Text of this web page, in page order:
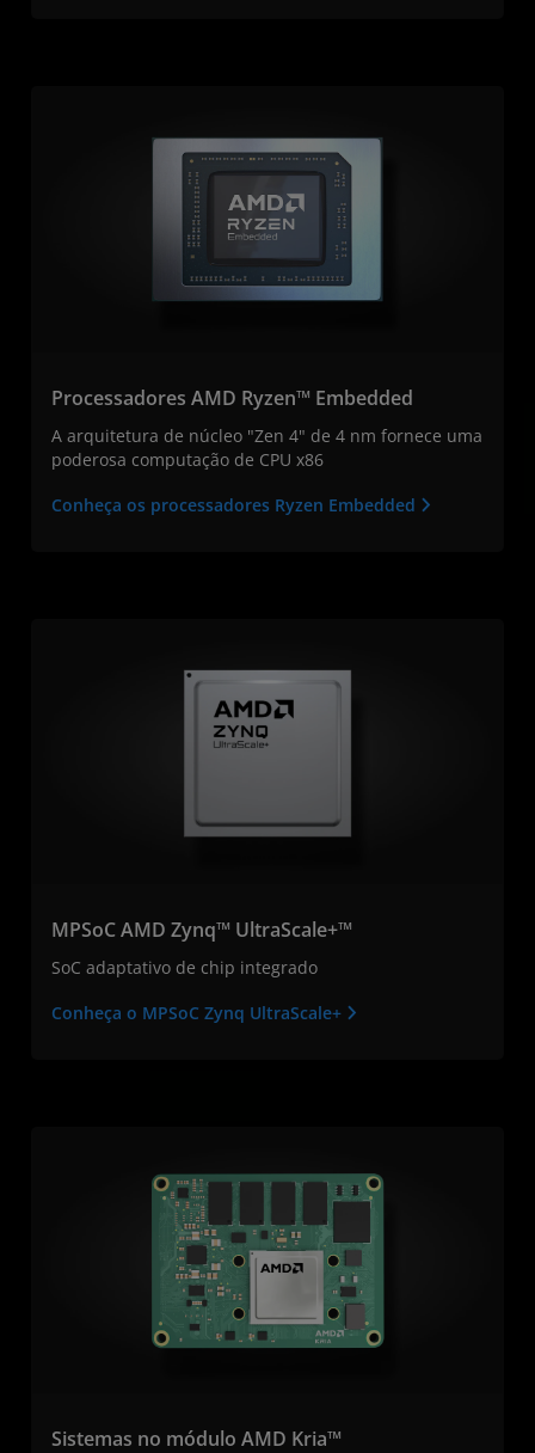
Processadores AMD Ryzen™ Embedded
A arquitetura de núcleo "Zen 4" de 4 nm fornece uma
poderosa computação de CPU x86
Conheça os processadores Ryzen Embedded
MPSoC AMD Zynq™ UltraScale+™
SoC adaptativo de chip integrado
Conheça o MPSoC Zynq UltraScale+
Sistemas no módulo AMD Kria™